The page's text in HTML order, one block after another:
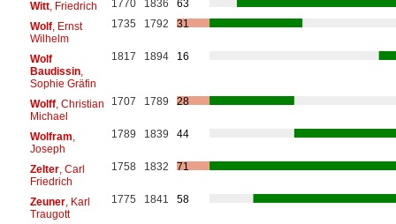
Witt, Friedrich 1770 1836
63
Wolf, Ernst
Wilhelm
1735 1792 31
Wolf
Baudissin,
Sophie Gräfin
1817 1894 16
Wolff, Christian
Michael
1707 1789 28
Wolfram
Joseph
1789 1839 44
Zelter, Carl
Friedrich
1758 1832 71
Zeuner, Karl
Traugott
1775 1841 58